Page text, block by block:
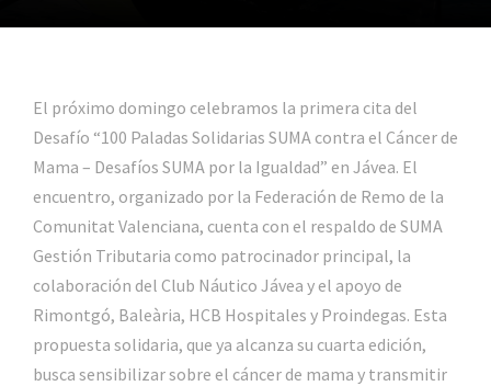
El próximo domingo celebramos la primera cita del
Desafío “100 Paladas Solidarias SUMA contra el Cáncer de
Mama – Desafíos SUMA por la Igualdad” en Jávea. El
encuentro, organizado por la Federación de Remo de la
Comunitat Valenciana, cuenta con el respaldo de SUMA
Gestión Tributaria como patrocinador principal, la
colaboración del Club Náutico Jávea y el apoyo de
Rimontgó, Baleària, HCB Hospitales y Proindegas. Esta
propuesta solidaria, que ya alcanza su cuarta edición,
busca sensibilizar sobre el cáncer de mama y transmitir